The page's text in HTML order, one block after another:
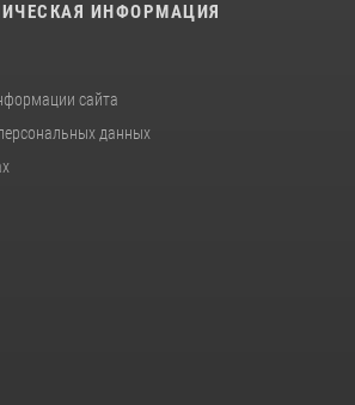
ИНФОРМАЦИЯ
сайта
данных